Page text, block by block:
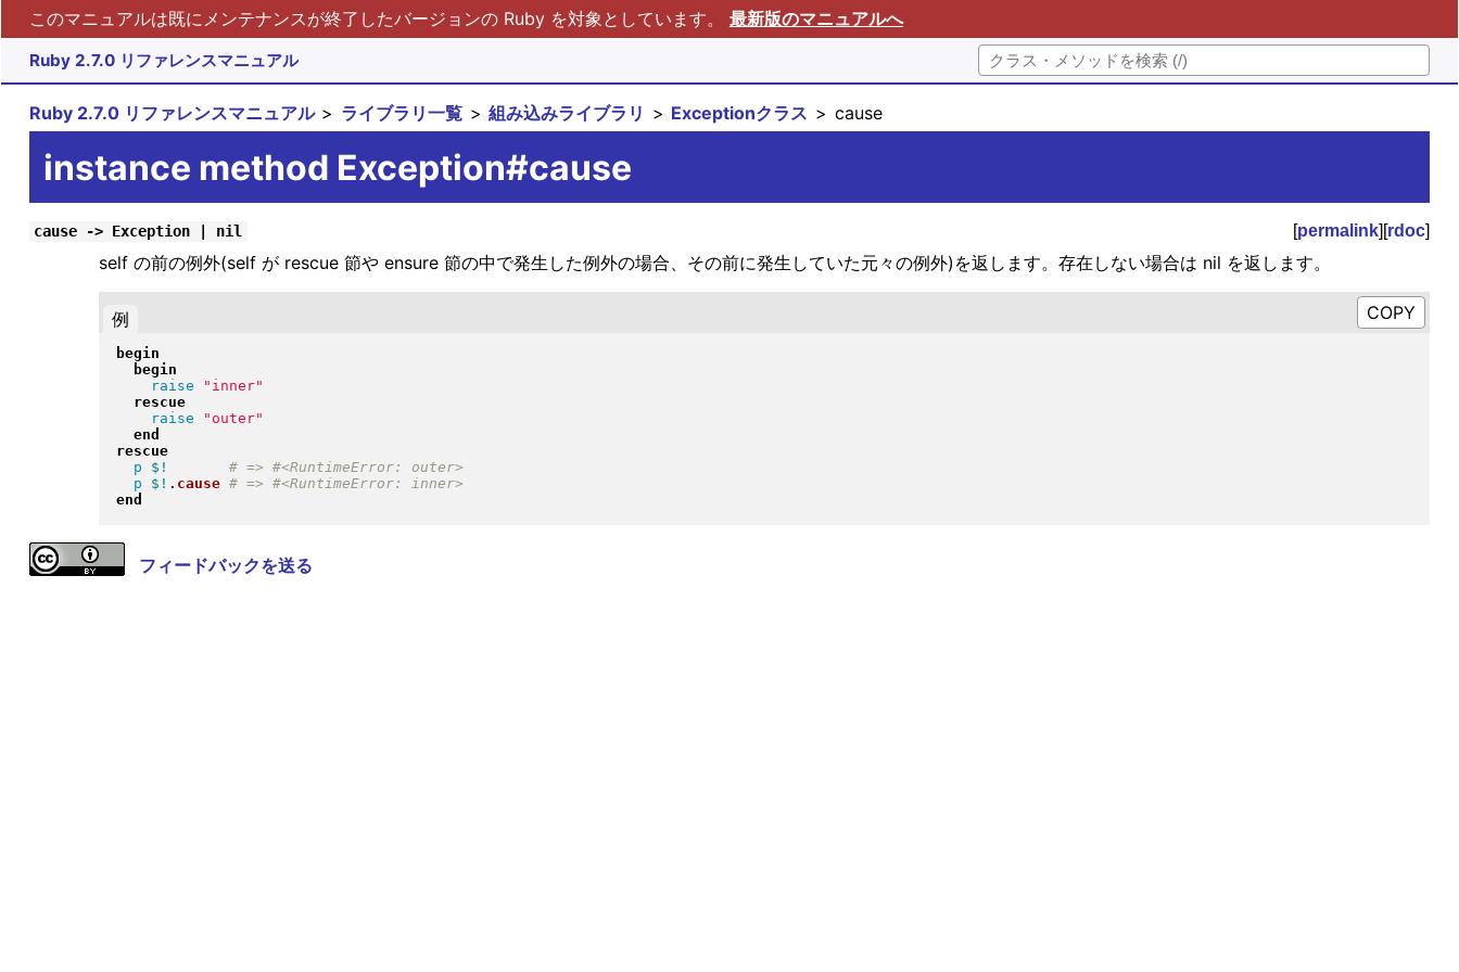
このマニュアルは既にメンテナンスが終了したバージョンの Ruby を対象としています。 最新版のマニュアルへ
Ruby 2.7.0 リファレンスマニュアル
Ruby 2.7.0 リファレンスマニュアル ライブラリ一覧 組み込みライブラリ Exceptionクラス cause
instance method Exception#cause
cause -> Exception | nil [permalink][rdoc]
self の前の例外(self が rescue 節や ensure 節の中で発生した例外の場合、その前に発生していた元々の例外)を返します。存在しない場合は nil を返します。
例
begin
begin
raise
" inner"
rescue
raise
" outer"
end
rescue
p
$!
p
$! . cause
end
フィードバックを送る